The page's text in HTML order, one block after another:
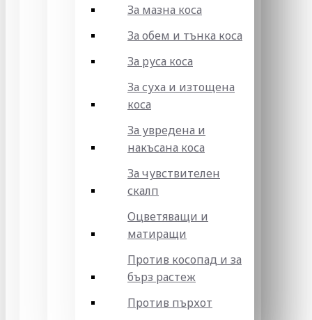
За мазна коса
За обем и тънка коса
За руса коса
За суха и изтощена
коса
За увредена и
накъсана коса
За чувствителен
скалп
Оцветяващи и
матиращи
Против косопад и за
бърз растеж
Против пърхот